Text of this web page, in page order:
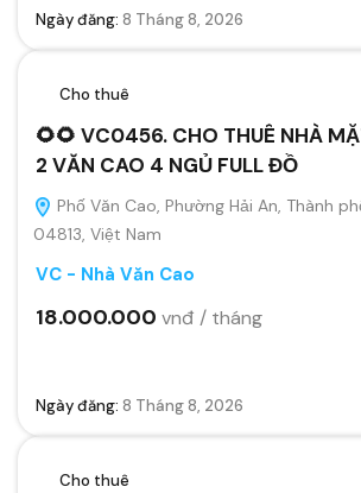
Ngày đăng: 8 Tháng 8, 2026
Cho thuê
🌻🌻 VC0456. CHO THUÊ NHÀ
2 VĂN CAO 4 NGỦ FULL ĐỒ
Phố Văn Cao, Phường Hải An, Thành
04813, Việt Nam
VC - Nhà Văn Cao
18.000.000 vnđ / tháng
Ngày đăng: 8 Tháng 8, 2026
Cho thuê